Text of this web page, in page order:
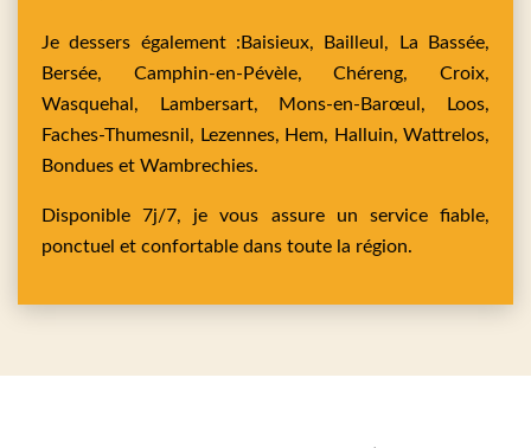
Je dessers également : Baisieux, Bailleul,
La Bassée,
Bersée, Camphin-en-Pévèle,Chéreng,Croix,
Wasquehal,
Lambersart, Mons-en-Barœul,
Loos,
Faches-Thumesnil, Lezennes, Hem, Halluin, Wattrelos,
Bondues et Wambrechies.
Disponible 7j/7, je vous assure un service fiable,
ponctuel et confortable dans toute la région.